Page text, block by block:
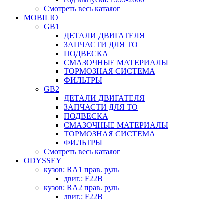
Смотреть весь каталог
MOBILIO
GB1
ДЕТАЛИ ДВИГАТЕЛЯ
ЗАПЧАСТИ ДЛЯ ТО
ПОДВЕСКА
СМАЗОЧНЫЕ МАТЕРИАЛЫ
ТОРМОЗНАЯ СИСТЕМА
ФИЛЬТРЫ
GB2
ДЕТАЛИ ДВИГАТЕЛЯ
ЗАПЧАСТИ ДЛЯ ТО
ПОДВЕСКА
СМАЗОЧНЫЕ МАТЕРИАЛЫ
ТОРМОЗНАЯ СИСТЕМА
ФИЛЬТРЫ
Смотреть весь каталог
ODYSSEY
кузов: RA1 прав. руль
двиг.: F22B
кузов: RA2 прав. руль
двиг.: F22B